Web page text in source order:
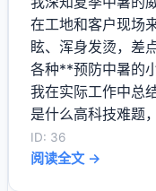
在工地和客户现场
眩、浑身发烫，差
各种**预防中暑的
我在实际工作中总
是什么高科技难题
ID: 36
阅读全文 →